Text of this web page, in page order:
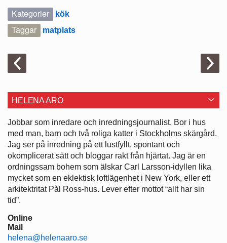
Kategorier kök
Taggar matplats
HELENA ARO
Jobbar som inredare och ­inredningsjournalist. Bor i hus
med man, barn och två roliga katter i ­Stockholms skärgård.
Jag ser på ­inredning på ett lustfyllt, spontant och
okomplicerat sätt och bloggar rakt från hjärtat. Jag är en
ordningssam bohem som älskar Carl Larsson-idyllen lika
mycket som en eklektisk loftlägenhet i New York, eller ett
arkitektritat Pål Ross-hus. Lever efter mottot “allt har sin
tid”.
Online
Mail
helena@helenaaro.se